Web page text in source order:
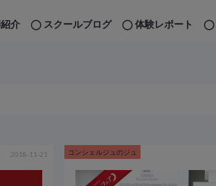
体験レポート
スクールブログ
介
2018-11-21 コンシェルジュのジュ